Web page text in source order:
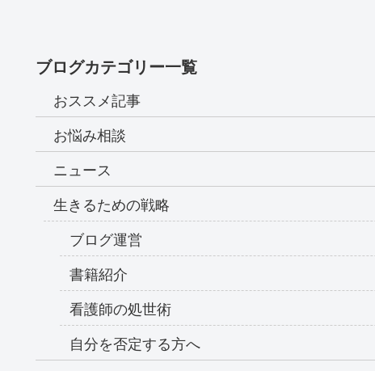
ブログカテゴリー一覧
おススメ記事
お悩み相談
ニュース
生きるための戦略
ブログ運営
書籍紹介
看護師の処世術
自分を否定する方へ